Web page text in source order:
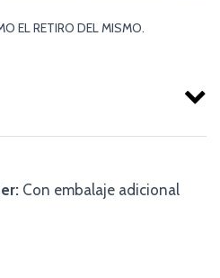
EL RETIRO DEL MISMO.
Con embalaje adicional